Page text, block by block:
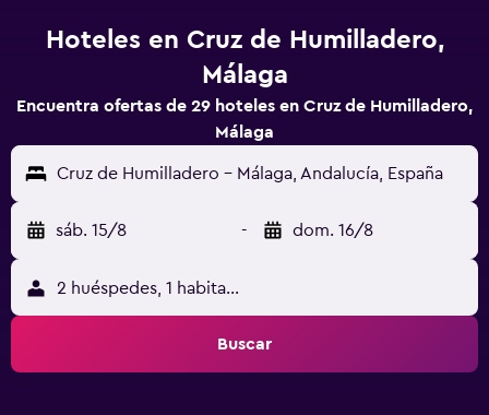
Hoteles en Cruz de Humilladero,
Málaga
Encuentra ofertas de 29 hoteles en Cruz de Humilladero,
Málaga
Cruz de Humilladero - Málaga, Andalucía, España
sáb. 15/8 - dom. 16/8
2 huéspedes, 1 habitación
Buscar